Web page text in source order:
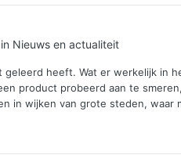
in Nieuws en actualiteit
heeft. Wat er werkelijk in
product probeerd aan te
in wijken van grote steden,